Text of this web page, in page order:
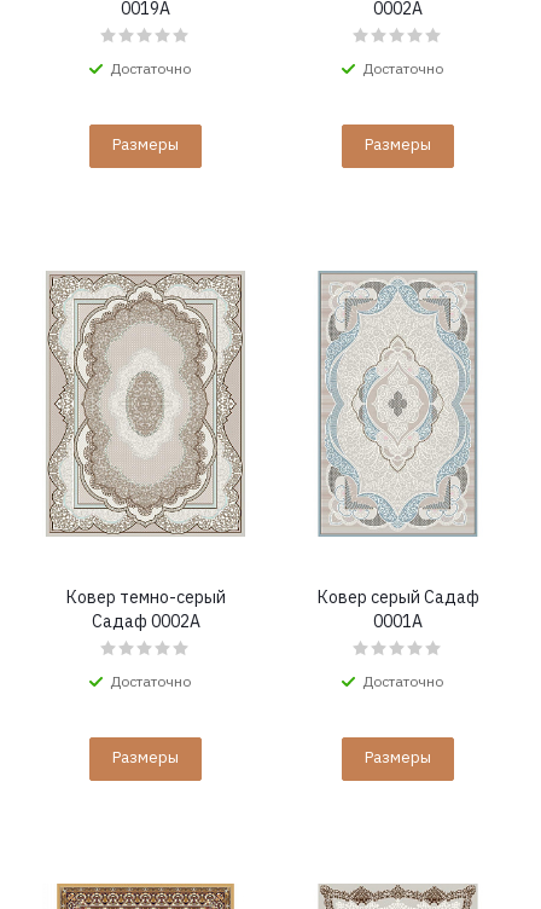
0019A
Достаточно
Размеры
0002A
Достаточно
Размеры
Ковер темно-серый
Садаф 0002A
Достаточно
Размеры
Ковер серый Садаф
0001A
Достаточно
Размеры